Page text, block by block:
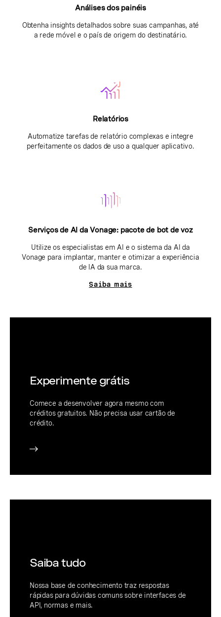
Análises dos painéis
Obtenha insights detalhados sobre suas campanhas, até
a rede móvel e o país de origem do destinatário.
Relatórios
Automatize tarefas de relatório complexas e integre
perfeitamente os dados de uso a qualquer aplicativo.
Serviços de AI da Vonage: pacote de bot de voz
Utilize os especialistas em AI e o sistema da AI da
Vonage para implantar, manter e otimizar a experiência
de IA da sua marca.
Saiba mais
Experimente grátis
Comece a desenvolver agora mesmo com
créditos gratuitos. Não precisa usar cartão de
crédito.
Saiba tudo
Nossa base de conhecimento traz respostas
rápidas para dúvidas comuns sobre interfaces de
API, normas e mais.